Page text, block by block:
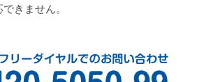
きません。